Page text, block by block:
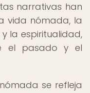
narrativas han
vida nómada, la
la espiritualidad,
el pasado y el
se refleja